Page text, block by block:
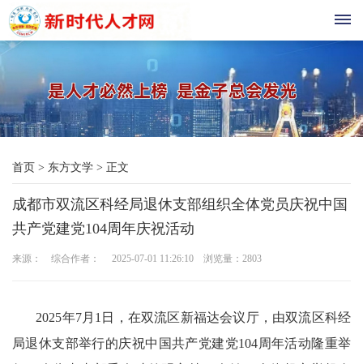
页
现
代
教
科
首页 > 东方文学 > 正文
成都市双流区科经局退休支部组织全体党员庆祝中国
共产党建党104周年庆祝活动
来源： 综合作者： 2025-07-01 11:26:10 浏览量： 2803
2025年7月1日，在双流区新福达会议厅，由双流区科经
局退休支部举行的庆祝中国共产党建党104周年活动隆重举